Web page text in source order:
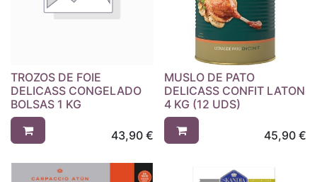
TROZOS DE FOIE
DELICASS CONGELADO
BOLSAS 1 KG
43,90€
MUSLO DE PATO
DELICASS CONFIT LATON
4 KG (12 UDS)
45,90 €